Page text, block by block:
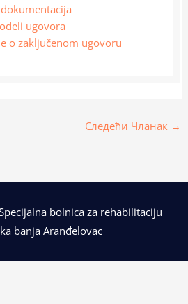
ugovora
o zaključenom ugovoru
Следећи Чланак →
bolnica za rehabilitaciju
banja Aranđelovac